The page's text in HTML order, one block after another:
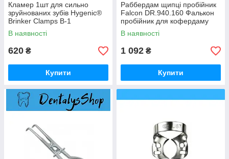
Кламер 1шт для сильно
зруйнованих зубів Hygenic®
Brinker Clamps B-1
В наявності
620 ₴
Купити
Раббердам щипці пробійник
Falcon DR.940.160 Фалькон
пробійник для кофердаму
В наявності
1 092 ₴
Купити